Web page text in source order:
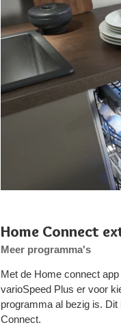
Home Connect
Meer programma's
Met de Home connect
varioSpeed Plus er voor
programma al bezig is.
Connect.